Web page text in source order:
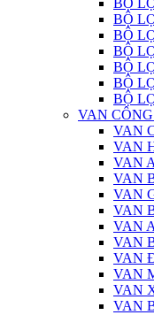
BỘ
BỘ
BỘ
BỘ
BỘ
BỘ
BỘ
VAN
VAN
VAN
VAN
VAN
VAN
VAN
VAN
VAN
VAN
VAN
VAN
VAN